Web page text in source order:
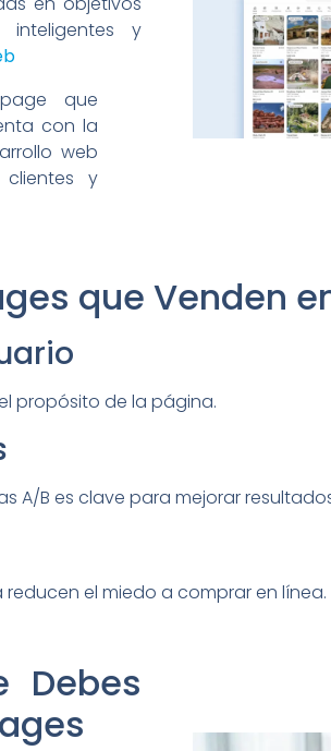
inteligentes y
que
con la
web
y
que Venden
propósito de la página.
A/B es clave para mejorar
el miedo a comprar en línea.
Debes